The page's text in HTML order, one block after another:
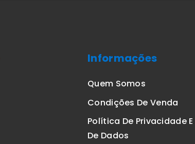
Informações
Quem Somos
Condições De Venda
Política De Privacidade
De Dados